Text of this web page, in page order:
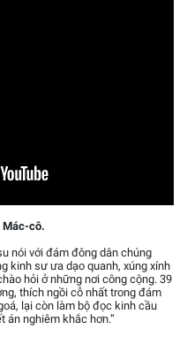
Mác-cô.
nói với đám đông dân chúng
kinh sư ưa dạo quanh, xúng xính
hỏi ở những nơi công cộng. 39
thích ngồi cỗ nhất trong đám
lại còn làm bộ đọc kinh cầu
án nghiêm khắc hơn.”